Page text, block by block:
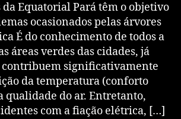
Equatorial Pará têm o objetivo
ocasionados pelas árvores
É do conhecimento de todos a
áreas verdes das cidades, já
contribuem significativamente
da temperatura (conforto
qualidade do ar. Entretanto,
com a fiação elétrica, […]